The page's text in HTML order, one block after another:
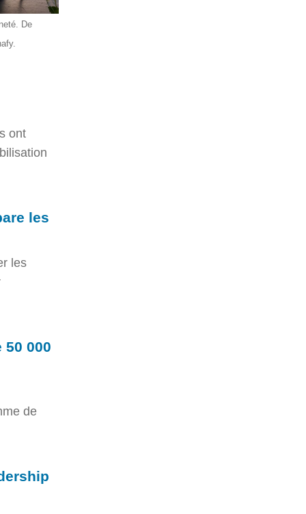
De
ont
les
les
000
de